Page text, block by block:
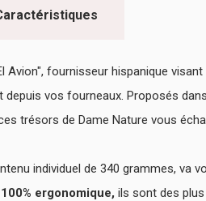
Avion", fournisseur hispanique
vos fourneaux. Proposés
trésors de Dame Nature vous
individuel de 340 grammes, va
ergonomique, ils sont des